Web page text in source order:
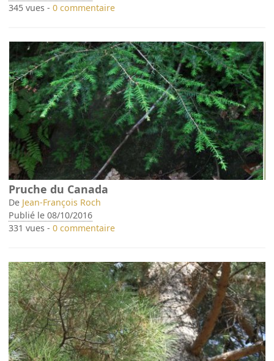
345 vues -0 commentaire
Pruche du Canada
De Jean-François Roch
Publié le 08/10/2016
331 vues -0 commentaire